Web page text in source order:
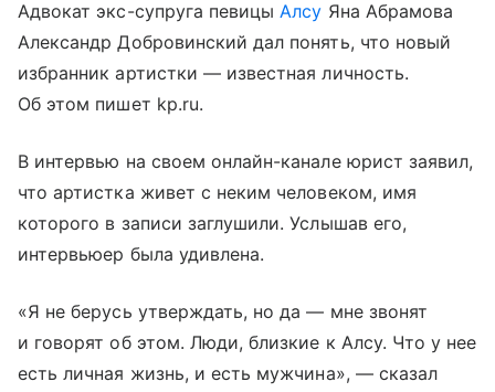
Адвокат экс-супруга певицыАлсу Яна Абрамова
Александр Добровинский дал понять, что новый
избранник артистки — известная личность.
Об этом пишет kp.ru.
В интервью на своем онлайн-канале юрист заявил,
что артистка живет с неким человеком, имя
которого в записи заглушили. Услышав его,
интервьюер была удивлена.
«Я не берусь утверждать, но да — мне звонят
и говорят об этом. Люди, близкие к Алсу. Что у нее
есть личная жизнь, и есть мужчина», — сказал